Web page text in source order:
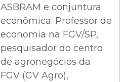
ASBRAM e conjuntura
econômica. Professor de
economia na FGV/SP,
pesquisador do centro
de agronegócios da
FGV (GV Agro),